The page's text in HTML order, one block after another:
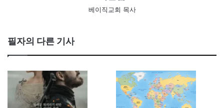
베이직교회 목사
필자의 다른 기사